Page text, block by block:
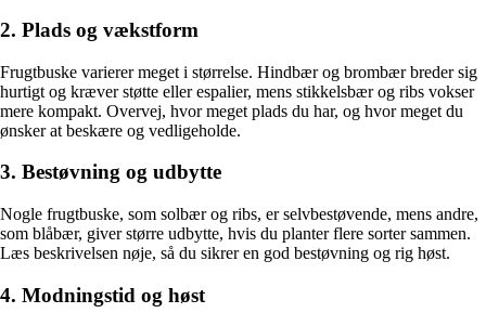
2. Plads og vækstform
Frugtbuske varierer meget i størrelse. Hindbær og brombær breder sig
hurtigt og kræver støtte eller espalier, mens stikkelsbær og ribs vokser
mere kompakt. Overvej, hvor meget plads du har, og hvor meget du
ønsker at beskære og vedligeholde.
3. Bestøvning og udbytte
Nogle frugtbuske, som solbær og ribs, er selvbestøvende, mens andre,
som blåbær, giver større udbytte, hvis du planter flere sorter sammen.
Læs beskrivelsen nøje, så du sikrer en god bestøvning og rig høst.
4. Modningstid og høst